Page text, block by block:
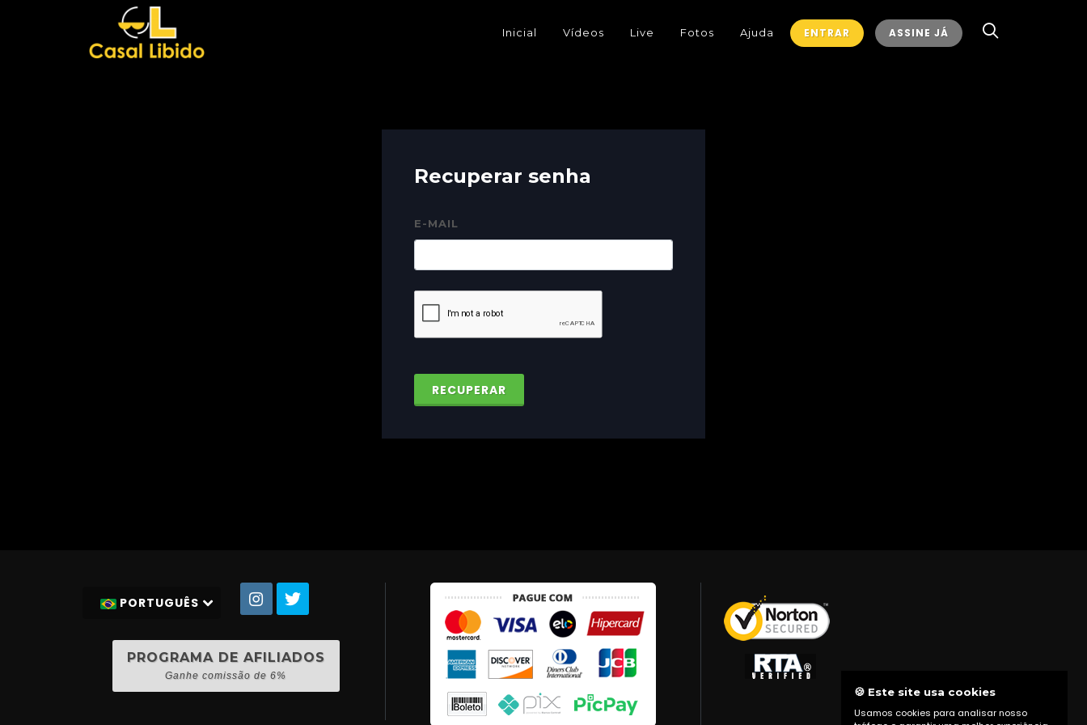
Inicial Vídeos Live Fotos Ajuda ENTRAR ASSINE JÁ
Recuperar senha
E-MAIL
RECUPERAR
PORTUGUÊS
PROGRAMA DE AFILIADOS
Ganhe comissão de 6%
🍪 Este site usa cookies
Usamos cookies para analisar nosso